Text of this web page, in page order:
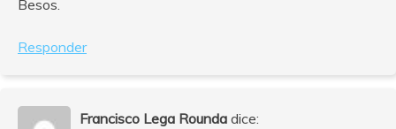
Besos.
Responder
Francisco Lega Rounda dice: